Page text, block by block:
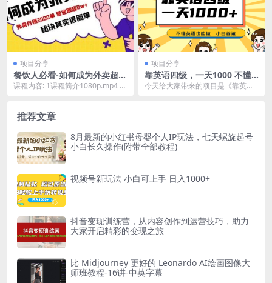
项目分享
餐饮人必看-如何成为外卖超神
外卖月销2000单 营业额超8w
课程内容: 1课程简介1080p.mp4 2
项目分享
靠英语四级，一天1000 不懂
英语也能做，小白保姆式教学
今天给大家带来的项目是《靠英语
推荐文章
8月最新的小红书母婴个人IP玩法，七天螺旋起号
小白长久操作(附带全部教程)
视频号新玩法 小白可上手 日入1000+
抖音变现训练营，从内容创作到运营技巧，助力
大家开启精彩的变现之旅
比 Midjourney 更好的 Leonardo AI绘画图像大
师班教程-16讲-中英字幕